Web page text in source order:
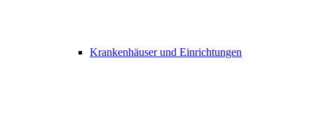
Krankenhäuser und Einrichtungen